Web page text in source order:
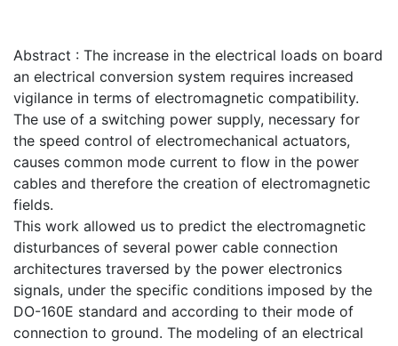
Abstract : The increase in the electrical loads on board
an electrical conversion system requires increased
vigilance in terms of electromagnetic compatibility.
The use of a switching power supply, necessary for
the speed control of electromechanical actuators,
causes common mode current to flow in the power
cables and therefore the creation of electromagnetic
fields.
This work allowed us to predict the electromagnetic
disturbances of several power cable connection
architectures traversed by the power electronics
signals, under the specific conditions imposed by the
DO-160E standard and according to their mode of
connection to ground. The modeling of an electrical